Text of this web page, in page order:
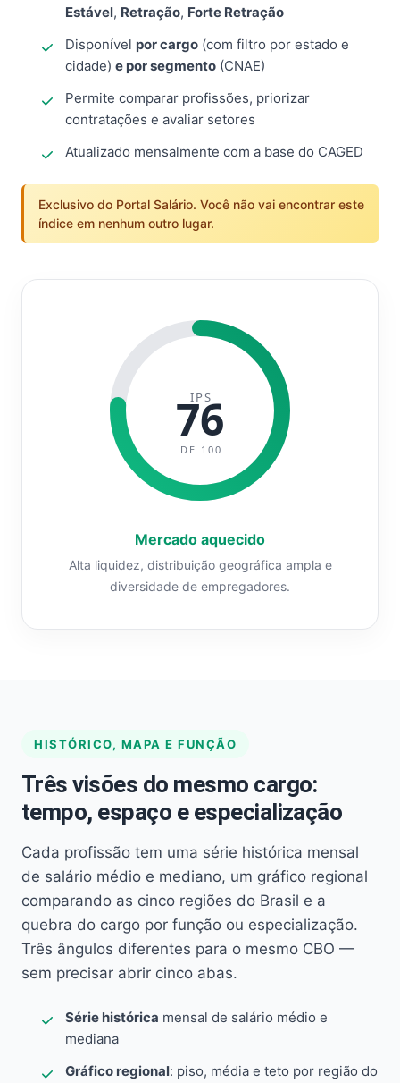
Estável, Retração, Forte Retração
Disponível por cargo (com filtro por estado e
cidade) e por segmento (CNAE)
Permite comparar profissões, priorizar
contratações e avaliar setores
Atualizado mensalmente com a base do CAGED
Exclusivo do Portal Salário. Você não vai encontrar este
índice em nenhum outro lugar.
IPS
76
DE 100
Mercado aquecido
Alta liquidez, distribuição geográfica ampla e
diversidade de empregadores.
HISTÓRICO, MAPA E FUNÇÃO
Três visões do mesmo cargo:
tempo, espaço e especialização
Cada profissão tem uma série histórica mensal
de salário médio e mediano, um gráfico regional
comparando as cinco regiões do Brasil e a
quebra do cargo por função ou especialização.
Três ângulos diferentes para o mesmo CBO —
sem precisar abrir cinco abas.
Série histórica mensal de salário médio e
mediana
Gráfico regional: piso, média e teto por região do